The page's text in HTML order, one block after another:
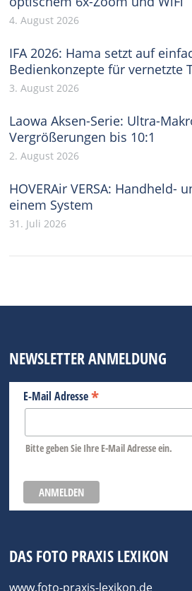
4. August 2026
IFA 2026: Hama setzt auf
Bedienkonzepte für vernetzte
3. August 2026
Laowa Aksen-Serie: Ultra-
Vergrößerungen bis 10:1
2. August 2026
HOVERAir VERSA: Handheld-
einem System
31. Juli 2026
NEWSLETTER ANMELDUNG
E-Mail Adresse*
Bitte geben Sie Ihre E-Mail Adresse ein.
DAS FOTO PRAXIS LEXIKON
www.foto-praxis-lexikon.de